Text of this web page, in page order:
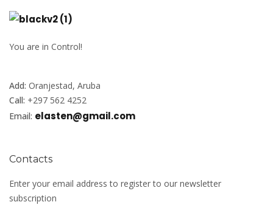
You are in Control!
Add: Oranjestad, Aruba
Call: +297 562 4252
Email: elasten@gmail.com
Contacts
Enter your email address to register to our newsletter
subscription